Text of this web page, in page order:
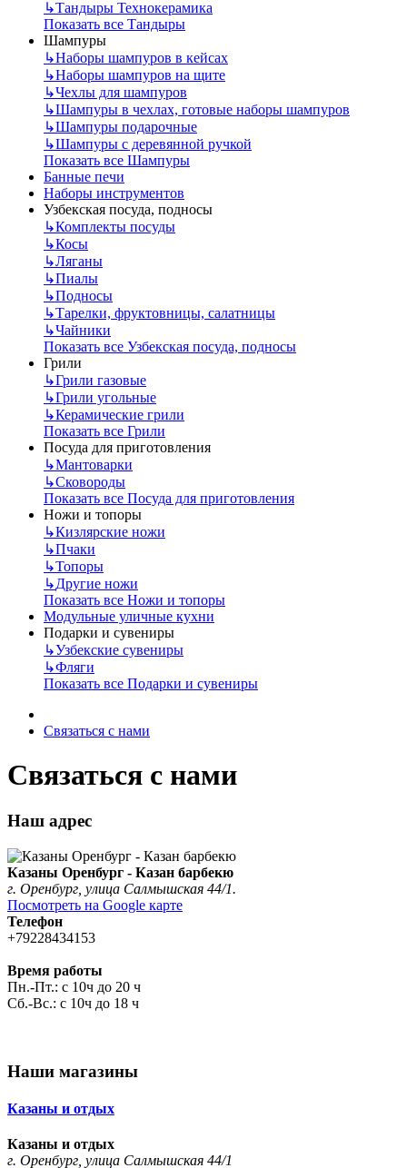
↳Тандыры Технокерамика
Показать все Тандыры
Шампуры
↳Наборы шампуров в кейсах
↳Наборы шампуров на щите
↳Чехлы для шампуров
↳Шампуры в чехлах, готовые наборы шампуров
↳Шампуры подарочные
↳Шампуры с деревянной ручкой
Показать все Шампуры
Банные печи
Наборы инструментов
Узбекская посуда, подносы
↳Комплекты посуды
↳Косы
↳Ляганы
↳Пиалы
↳Подносы
↳Тарелки, фруктовницы, салатницы
↳Чайники
Показать все Узбекская посуда, подносы
Грили
↳Грили газовые
↳Грили угольные
↳Керамические грили
Показать все Грили
Посуда для приготовления
↳Мантоварки
↳Сковороды
Показать все Посуда для приготовления
Ножи и топоры
↳Кизлярские ножи
↳Пчаки
↳Топоры
↳Другие ножи
Показать все Ножи и топоры
Модульные уличные кухни
Подарки и сувениры
↳Узбекские сувениры
↳Фляги
Показать все Подарки и сувениры
Связаться с нами
Связаться с нами
Наш адрес
Казаны Оренбург - Казан барбекю
г. Оренбург, улица Салмышская 44/1.
Посмотреть на Google карте
Телефон
+79228434153
Время работы
Пн.-Пт.: с 10ч до 20 ч
Сб.-Вс.: с 10ч до 18 ч
Наши магазины
Казаны и отдых
Казаны и отдых
г. Оренбург, улица Салмышская 44/1